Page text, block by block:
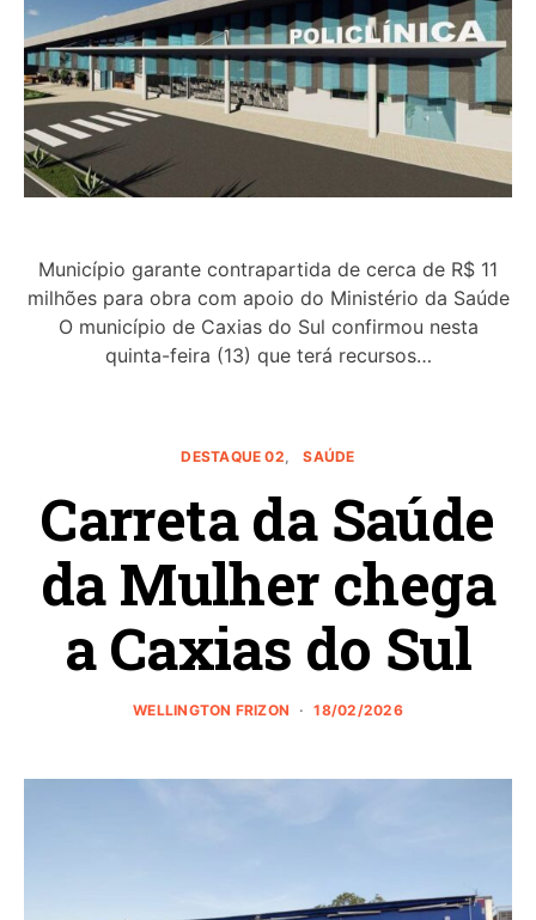
Município garante contrapartida de cerca de R$ 11
milhões para obra com apoio do Ministério da Saúde
O município de Caxias do Sul confirmou nesta
quinta-feira (13) que terá recursos…
DESTAQUE 02 SAÚDE
Carreta da Saúde
da Mulher chega
a Caxias do Sul
WELLINGTON FRIZON 18/02/2026